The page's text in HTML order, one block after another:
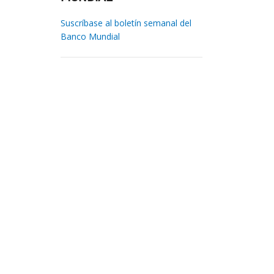
Suscríbase al boletín semanal del
Banco Mundial